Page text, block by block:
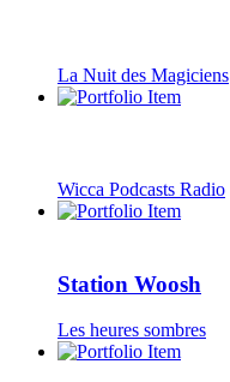
La Nuit des Magiciens
Wicca Podcasts Radio
Station Woosh
Les heures sombres